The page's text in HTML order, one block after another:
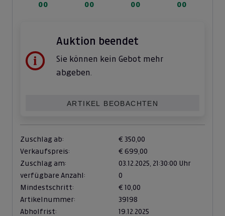
00 00 00 00
Auktion beendet
Sie können kein Gebot mehr
abgeben.
ARTIKEL BEOBACHTEN
Zuschlag ab:
€ 350,00
Verkaufspreis:
€ 699,00
Zuschlag am:
03.12.2025, 21:30:00 Uhr
verfügbare Anzahl:
0
Mindestschritt:
€ 10,00
Artikelnummer:
39198
Abholfrist:
19.12.2025